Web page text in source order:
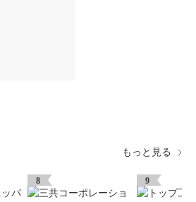
もっと見る
8 9